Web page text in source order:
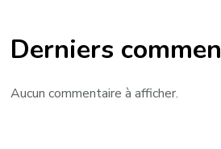
Derniers
Aucun commentaire à afficher.